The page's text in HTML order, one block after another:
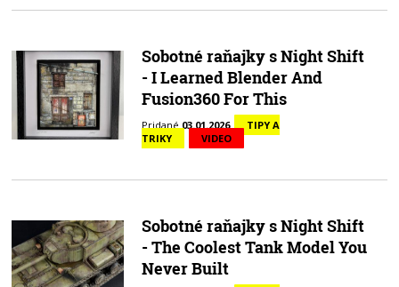
Sobotné raňajky s Night Shift
- I Learned Blender And
Fusion360 For This
Pridané03.01.2026
TIPY A
TRIKY
VIDEO
Sobotné raňajky s Night Shift
- The Coolest Tank Model You
Never Built